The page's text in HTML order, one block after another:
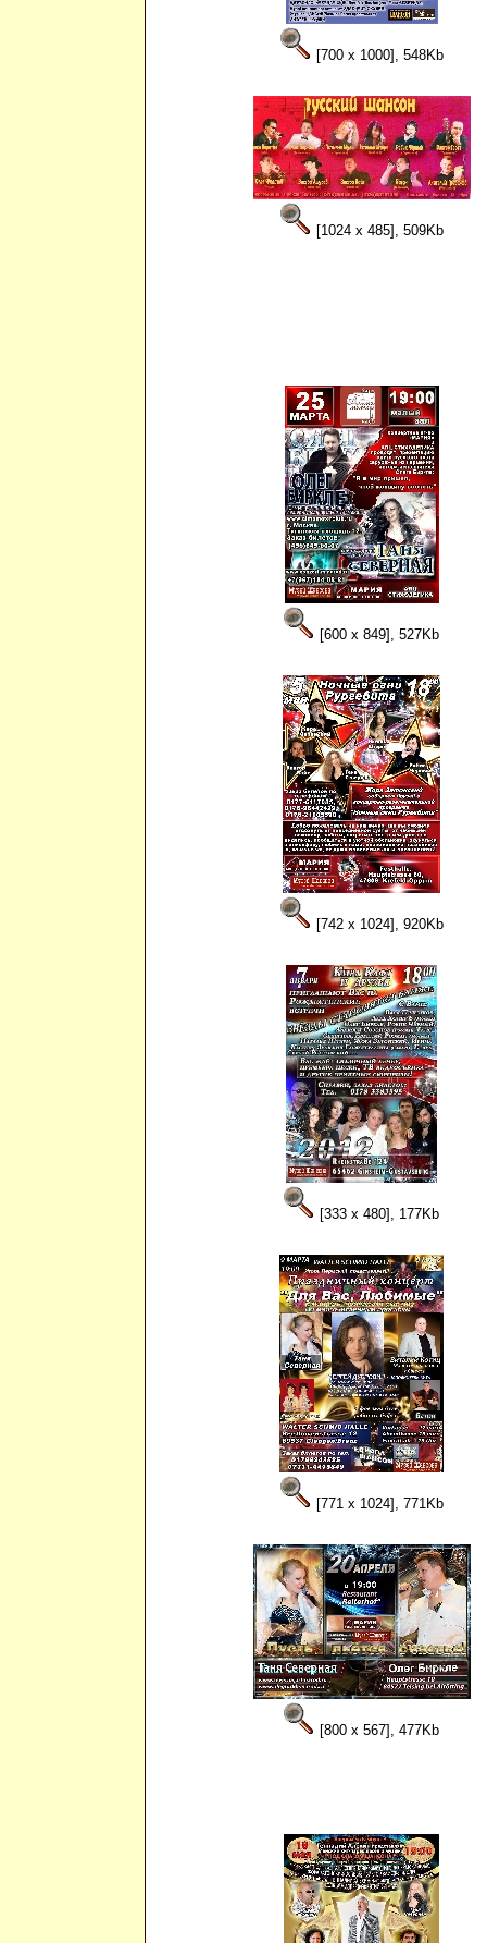
[700 x 1000], 548Kb
[1024 x 485], 509Kb
[600 x 849], 527Kb
[742 x 1024], 920Kb
[333 x 480], 177Kb
[771 x 1024], 771Kb
[800 x 567], 477Kb